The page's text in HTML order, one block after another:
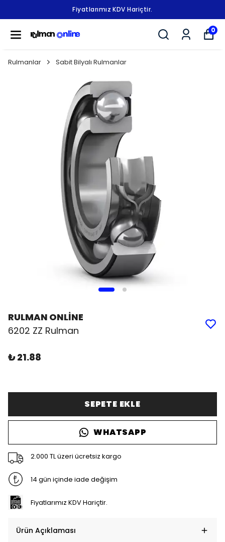
Fiyatlarımız KDV Hariçtir.
0
Rulmanlar Sabit Bilyalı Rulmanlar
RULMAN ONLİNE
6202 ZZ Rulman
₺ 21.88
SEPETE EKLE
WHATSAPP
2.000 TL üzeri ücretsiz kargo
14 gün içinde iade değişim
Fiyatlarımız KDV Hariçtir.
Ürün Açıklaması